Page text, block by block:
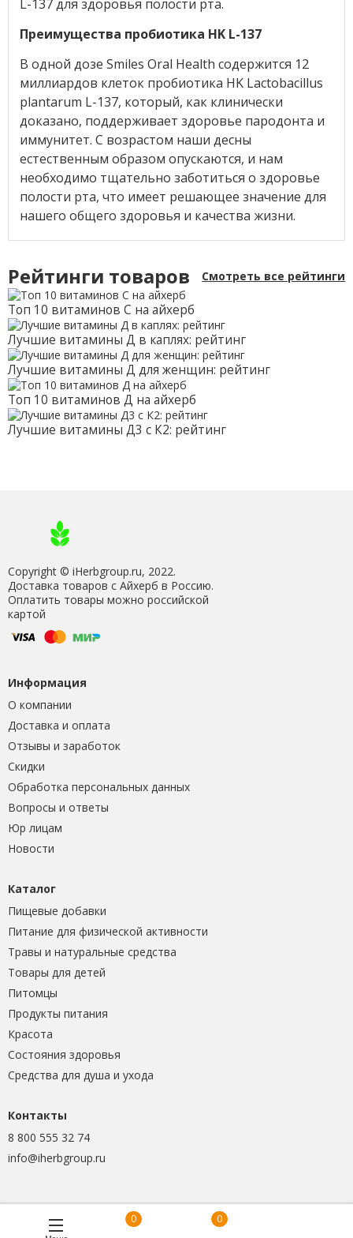
L-137 для здоровья полости рта.
Преимущества пробиотика HK L-137
В одной дозе Smiles Oral Health содержится 12
миллиардов клеток пробиотика HK Lactobacillus
plantarum L-137, который, как клинически
доказано, поддерживает здоровье пародонта и
иммунитет. С возрастом наши десны
естественным образом опускаются, и нам
необходимо тщательно заботиться о здоровье
полости рта, что имеет решающее значение для
нашего общего здоровья и качества жизни.
Рейтинги товаров Смотреть все рейтинги
Топ 10 витаминов С на айхерб
Лучшие витамины Д в каплях: рейтинг
Лучшие витамины Д для женщин: рейтинг
Топ 10 витаминов Д на айхерб
Лучшие витамины Д3 с К2: рейтинг
Copyright © iHerbgroup.ru, 2022.
Доставка товаров с Айхерб в Россию.
Оплатить товары можно российской
картой
Информация
О компании
Доставка и оплата
Отзывы и заработок
Скидки
Обработка персональных данных
Вопросы и ответы
Юр лицам
Новости
Каталог
Пищевые добавки
Питание для физической активности
Травы и натуральные средства
Товары для детей
Питомцы
Продукты питания
Красота
Состояния здоровья
Средства для душа и ухода
Контакты
8 800 555 32 74
info@iherbgroup.ru
0 0